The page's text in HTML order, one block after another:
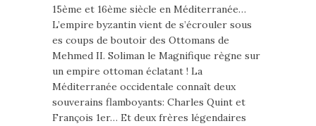
15ème et 16ème siècle en Méditerranée…
L’empire byzantin vient de s’écrouler sous
es coups de boutoir des Ottomans de
Mehmed II. Soliman le Magnifique règne sur
un empire ottoman éclatant ! La
Méditerranée occidentale connaît deux
souverains flamboyants: Charles Quint et
François 1er… Et deux frères légendaires